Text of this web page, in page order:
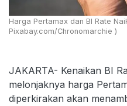
Harga Pertamax dan BI Rate
Pixabay.com/Chronomarchie )
JAKARTA- Kenaikan BI
melonjaknya harga
diperkirakan akan